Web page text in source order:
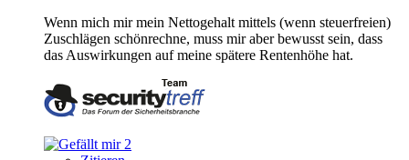
Wenn mich mir mein Nettogehalt mittels (wenn steuerfreien)
Zuschlägen schönrechne, muss mir aber bewusst sein, dass
das Auswirkungen auf meine spätere Rentenhöhe hat.
2